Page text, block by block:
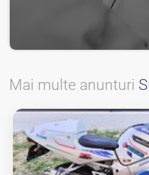
Mai multe anunturi